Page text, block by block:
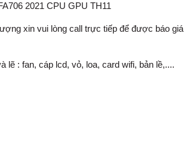
2021 CPU GPU TH11
xin vui lòng call trực tiếp để được báo giá
lẽ : fan, cáp lcd, vỏ, loa, card wifi, bản lề,....